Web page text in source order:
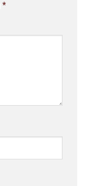
*